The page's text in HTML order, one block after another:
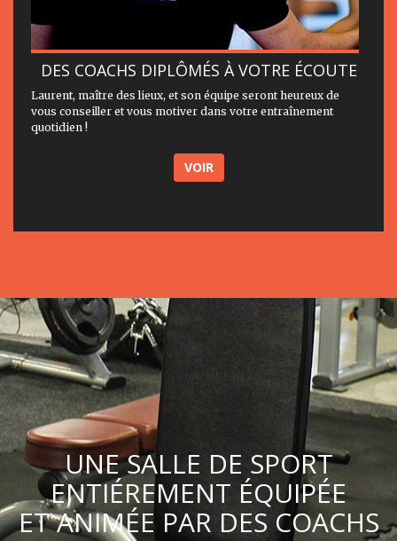
DES COACHS DIPLÔMÉS À VOTRE ÉCOUTE
Laurent, maître des lieux, et son équipe seront heureux de
vous conseiller et vous motiver dans votre entraînement
quotidien !
VOIR
UNE SALLE DE SPORT
ENTIÉREMENT ÉQUIPÉE
ET ANIMÉE PAR DES COACHS